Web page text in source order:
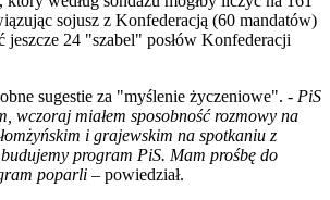
sojusz z Konfederacją (60 mandatów)
jeszcze 24 "szabel" posłów Konfederacji
sugestie za "myślenie życzeniowe". - PiS
wczoraj miałem sposobność rozmowy na
i grajewskim na spotkaniu z
program PiS. Mam prośbę do
poparli – powiedział.